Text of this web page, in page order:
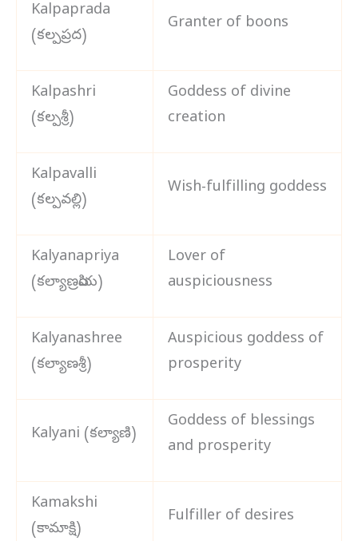
Kalpaprada
(కల్పప్రద)
Granter of boons
Kalpashri
(కల్పశ్రీ)
Goddess of divine
creation
Kalpavalli
(కల్పవల్లి)
Wish-fulfilling goddess
Kalyanapriya
(కల్యాణప్రియ)
Lover of
auspiciousness
Kalyanashree
(కల్యాణశ్రీ)
Auspicious goddess of
prosperity
Kalyani (కల్యాణి)
Goddess of blessings
and prosperity
Kamakshi
(కామాక్షి)
Fulfiller of desires